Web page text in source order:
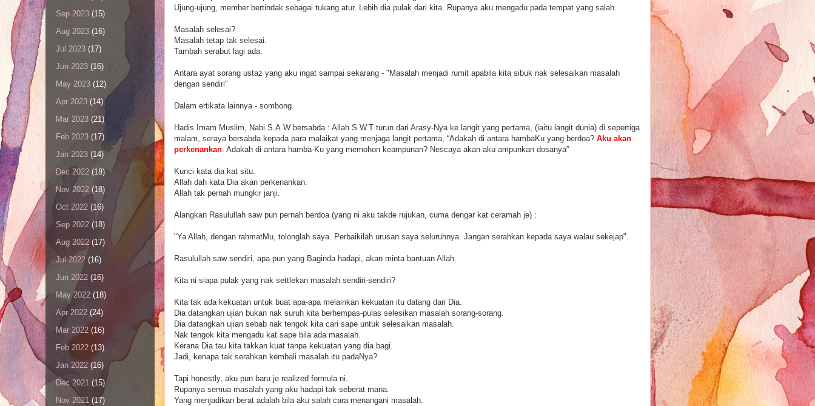
Ujung-ujung, member bertindak sebagai tukang atur. Lebih dia pulak dari kita. Rupanya aku mengadu pada tempat yang salah.
Masalah selesai?
Masalah tetap tak selesai.
Tambah serabut lagi ada.
Antara ayat sorang ustaz yang aku ingat sampai sekarang - "Masalah menjadi rumit apabila kita sibuk nak selesaikan masalah
dengan sendiri"
Dalam ertikata lainnya - sombong.
Hadis Imam Muslim, Nabi S.A.W bersabda : Allah S.W.T turun dari Arasy-Nya ke langit yang pertama, (iaitu langit dunia) di sepertiga
malam, seraya bersabda kepada para malaikat yang menjaga langit pertama, “Adakah di antara hambaKu yang berdoa? Aku akan
perkenankan. Adakah di antara hamba-Ku yang memohon keampunan? Nescaya akan aku ampunkan dosanya”
Kunci kata dia kat situ.
Allah dah kata Dia akan perkenankan.
Allah tak pernah mungkir janji.
Alangkan Rasulullah saw pun pernah berdoa (yang ni aku takde rujukan, cuma dengar kat ceramah je) :
"Ya Allah, dengan rahmatMu, tolonglah saya. Perbaikilah urusan saya seluruhnya. Jangan serahkan kepada saya walau sekejap".
Rasulullah saw sendiri, apa pun yang Baginda hadapi, akan minta bantuan Allah.
Kita ni siapa pulak yang nak settlekan masalah sendiri-sendiri?
Kita tak ada kekuatan untuk buat apa-apa melainkan kekuatan itu datang dari Dia.
Dia datangkan ujian bukan nak suruh kita berhempas-pulas selesikan masalah sorang-sorang.
Dia datangkan ujian sebab nak tengok kita cari sape untuk selesaikan masalah.
Nak tengok kita mengadu kat sape bila ada masalah.
Kerana Dia tau kita takkan kuat tanpa kekuatan yang dia bagi.
Jadi, kenapa tak serahkan kembali masalah itu padaNya?
Tapi honestly, aku pun baru je realized formula ni.
Rupanya semua masalah yang aku hadapi tak seberat mana.
Yang menjadikan berat adalah bila aku salah cara menangani masalah.
Sep 2023 (15)
Aug 2023 (16)
Jul 2023 (17)
Jun 2023 (16)
May 2023 (12)
Apr 2023 (14)
Mar 2023 (21)
Feb 2023 (17)
Jan 2023 (14)
Dec 2022 (18)
Nov 2022 (18)
Oct 2022 (16)
Sep 2022 (18)
Aug 2022 (17)
Jul 2022 (16)
Jun 2022 (16)
May 2022 (18)
Apr 2022 (24)
Mar 2022 (16)
Feb 2022 (13)
Jan 2022 (16)
Dec 2021 (15)
Nov 2021 (17)